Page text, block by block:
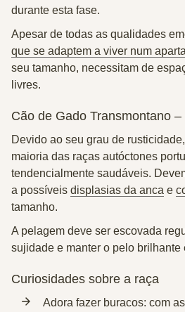
durante esta fase.
Apesar de todas as qualidades
que se adaptem a viver num
seu tamanho, necessitam de
livres.
Cão de Gado Transmontano
Devido ao seu grau de
maioria das raças autóctones
tendencialmente saudáveis.
a possíveis displasias da anca e
tamanho.
A pelagem deve ser escovada
sujidade e manter o pelo brilhante
Curiosidades sobre a raça
Adora fazer buracos: com